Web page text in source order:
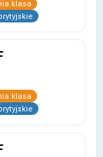
klasa
klasa